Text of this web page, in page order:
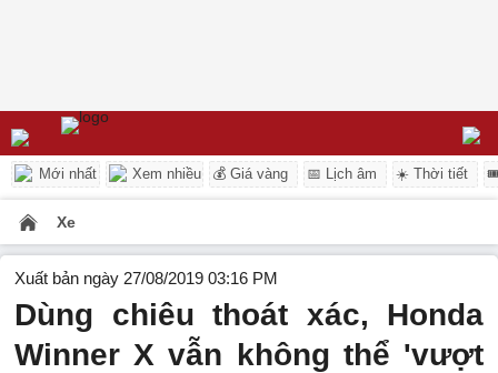
Mới nhất Xem nhiều 💰 Giá vàng 📅 Lịch âm ☀️ Thời tiết
Xe
Xuất bản ngày 27/08/2019 03:16 PM
Dùng chiêu thoát xác, Honda
Winner X vẫn không thể 'vượt